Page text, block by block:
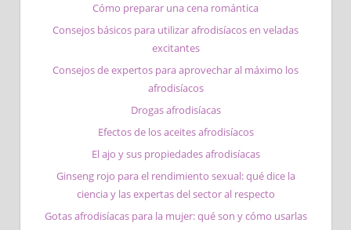
Cómo preparar una cena romántica
Consejos básicos para utilizar afrodisíacos en veladas
excitantes
Consejos de expertos para aprovechar al máximo los
afrodisíacos
Drogas afrodisíacas
Efectos de los aceites afrodisíacos
El ajo y sus propiedades afrodisíacas
Ginseng rojo para el rendimiento sexual: qué dice la
ciencia y las expertas del sector al respecto
Gotas afrodisíacas para la mujer: qué son y cómo usarlas